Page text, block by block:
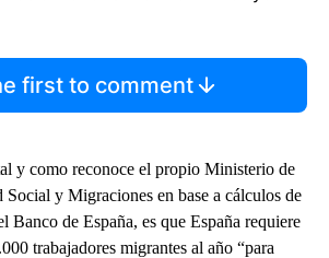
first to comment
y como reconoce el propio Ministerio de
y Migraciones en base a cálculos de
Banco de España, es que España requiere
trabajadores migrantes al año “para